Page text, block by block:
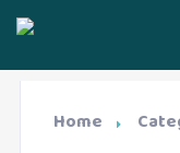
Home